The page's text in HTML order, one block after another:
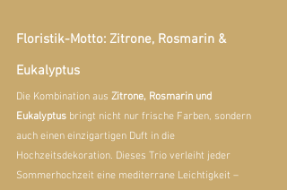
Floristik-Motto: Zitrone, Rosmarin &
Eukalyptus
Die Kombination aus Zitrone, Rosmarin und
Eukalyptus bringt nicht nur frische Farben, sondern
auch einen einzigartigen Duft in die
Hochzeitsdekoration. Dieses Trio verleiht jeder
Sommerhochzeit eine mediterrane Leichtigkeit –